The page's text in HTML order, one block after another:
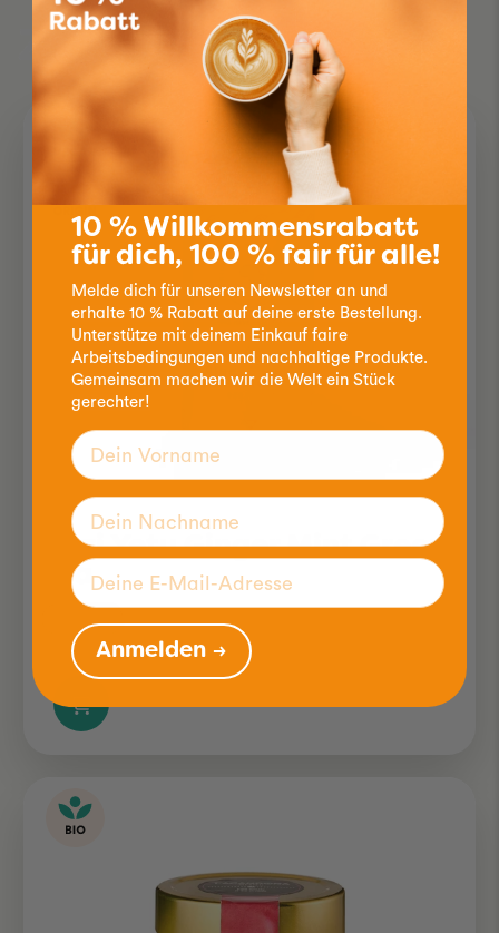
Zutaten einkaufen
Kazi Yetu Ginger Mint Green
Tea
9.50
10 % Willkommensrabatt
für dich, 100 % fair für alle!
Melde dich für unseren Newsletter an und
erhalte 10 % Rabatt auf deine erste Bestellung.
Unterstütze mit deinem Einkauf faire
Arbeitsbedingungen und nachhaltige Produkte.
Gemeinsam machen wir die Welt ein Stück
gerechter!
Anmelden →